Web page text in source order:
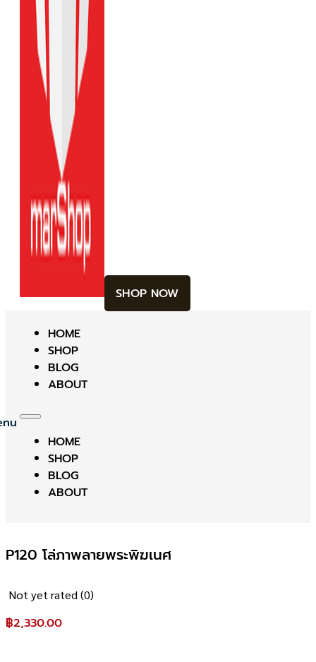
SHOP NOW
HOME
SHOP
BLOG
ABOUT
HOME
SHOP
BLOG
ABOUT
P120 โล่ภาพลายพระพิฆเนศ
Not yet rated(0)
฿2,330.00